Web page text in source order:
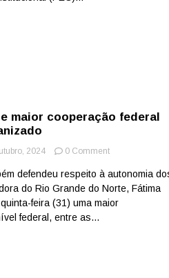
maior cooperação federal
2024 0 Commenton
Bezerra
pede
maior
defendeu respeito à autonomia
do Rio Grande do Norte, Fátima
feira (31) uma maior
federal, entre as...